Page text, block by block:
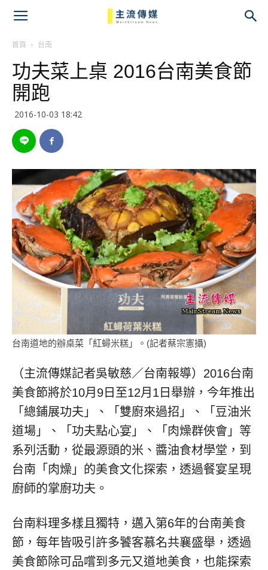
首頁 台南
功夫菜上桌 2016台南美食節
開跑
2016-10-03 18:42
台南道地的辦桌菜「紅蟳米糕」。(記者蔡宗憲攝)
（主流傳媒記者吳敏慈／台南報導）2016台南
美食節將於10月9日至12月1日舉辦，今年推出
「總鋪展功夫」、「雙廚來過招」、「豆油米
道場」、「功夫點心宴」、「肉燥群俠會」等
系列活動，從最源頭的米、醬油食材學堂，到
台南「肉燥」的美食文化探索，透過餐宴呈現
廚師的掌廚功夫。
台南料理多樣且獨特，邁入第6年的台南美食
節，每年皆吸引許多饕客慕名共襄盛舉，透過
美食節除可品嚐到多元又道地美食，也能探索